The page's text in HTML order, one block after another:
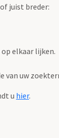
juist breder:
elkaar lijken.
van uw
u hier.